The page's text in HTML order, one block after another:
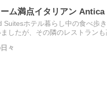
ム満点イタリアン
Suitesホテル暮らし中の食べ歩
したが、その隣のレストラン
々